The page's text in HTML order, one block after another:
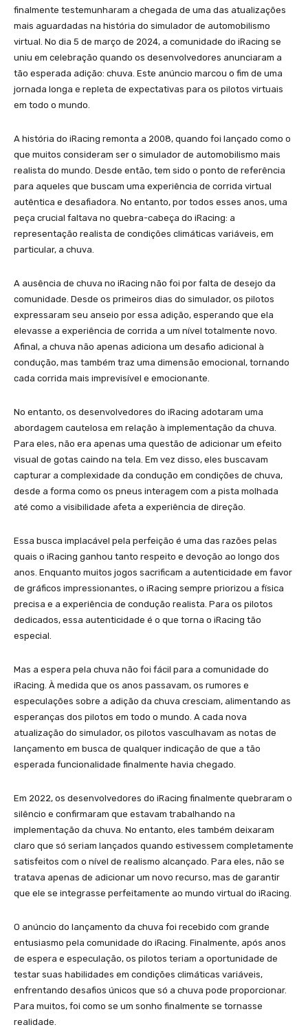
finalmente testemunharam a chegada de uma das atualizações
mais aguardadas na história do simulador de automobilismo
virtual. No dia 5 de março de 2024, a comunidade do iRacing se
uniu em celebração quando os desenvolvedores anunciaram a
tão esperada adição: chuva. Este anúncio marcou o fim de uma
jornada longa e repleta de expectativas para os pilotos virtuais
em todo o mundo.
A história do iRacing remonta a 2008, quando foi lançado como o
que muitos consideram ser o simulador de automobilismo mais
realista do mundo. Desde então, tem sido o ponto de referência
para aqueles que buscam uma experiência de corrida virtual
autêntica e desafiadora. No entanto, por todos esses anos, uma
peça crucial faltava no quebra-cabeça do iRacing: a
representação realista de condições climáticas variáveis, em
particular, a chuva.
A ausência de chuva no iRacing não foi por falta de desejo da
comunidade. Desde os primeiros dias do simulador, os pilotos
expressaram seu anseio por essa adição, esperando que ela
elevasse a experiência de corrida a um nível totalmente novo.
Afinal, a chuva não apenas adiciona um desafio adicional à
condução, mas também traz uma dimensão emocional, tornando
cada corrida mais imprevisível e emocionante.
No entanto, os desenvolvedores do iRacing adotaram uma
abordagem cautelosa em relação à implementação da chuva.
Para eles, não era apenas uma questão de adicionar um efeito
visual de gotas caindo na tela. Em vez disso, eles buscavam
capturar a complexidade da condução em condições de chuva,
desde a forma como os pneus interagem com a pista molhada
até como a visibilidade afeta a experiência de direção.
Essa busca implacável pela perfeição é uma das razões pelas
quais o iRacing ganhou tanto respeito e devoção ao longo dos
anos. Enquanto muitos jogos sacrificam a autenticidade em favor
de gráficos impressionantes, o iRacing sempre priorizou a física
precisa e a experiência de condução realista. Para os pilotos
dedicados, essa autenticidade é o que torna o iRacing tão
especial.
Mas a espera pela chuva não foi fácil para a comunidade do
iRacing. À medida que os anos passavam, os rumores e
especulações sobre a adição da chuva cresciam, alimentando as
esperanças dos pilotos em todo o mundo. A cada nova
atualização do simulador, os pilotos vasculhavam as notas de
lançamento em busca de qualquer indicação de que a tão
esperada funcionalidade finalmente havia chegado.
Em 2022, os desenvolvedores do iRacing finalmente quebraram o
silêncio e confirmaram que estavam trabalhando na
implementação da chuva. No entanto, eles também deixaram
claro que só seriam lançados quando estivessem completamente
satisfeitos com o nível de realismo alcançado. Para eles, não se
tratava apenas de adicionar um novo recurso, mas de garantir
que ele se integrasse perfeitamente ao mundo virtual do iRacing.
O anúncio do lançamento da chuva foi recebido com grande
entusiasmo pela comunidade do iRacing. Finalmente, após anos
de espera e especulação, os pilotos teriam a oportunidade de
testar suas habilidades em condições climáticas variáveis,
enfrentando desafios únicos que só a chuva pode proporcionar.
Para muitos, foi como se um sonho finalmente se tornasse
realidade.